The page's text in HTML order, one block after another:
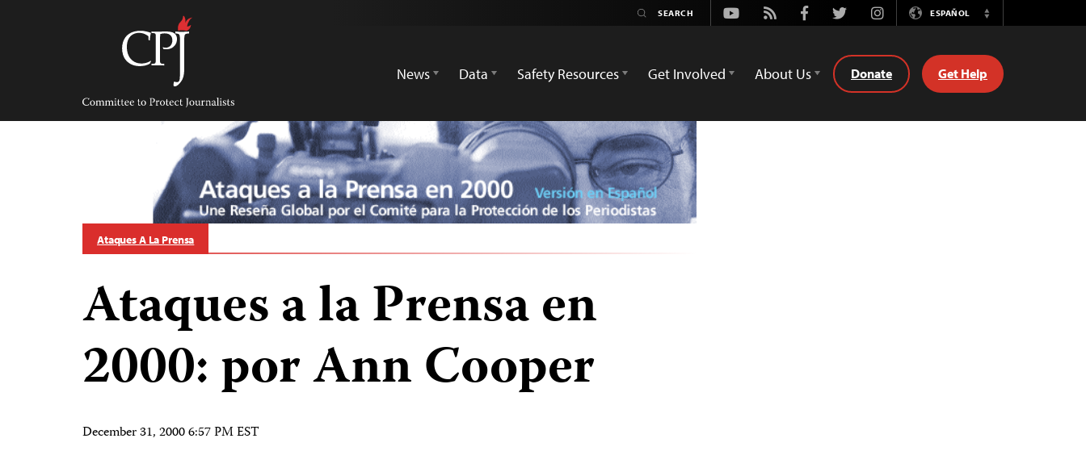
Committee
Protect
Journalists
Youtube
Rss FacebookTwitterInstagramESPAÑOL
Switch
News
Data Safety Resources Get Involved About Us Donate Get Help
Ataques A La Prensa
Ataques a la Prensa en
2000: por Ann Cooper
December 31, 2000 6:57 PM EST